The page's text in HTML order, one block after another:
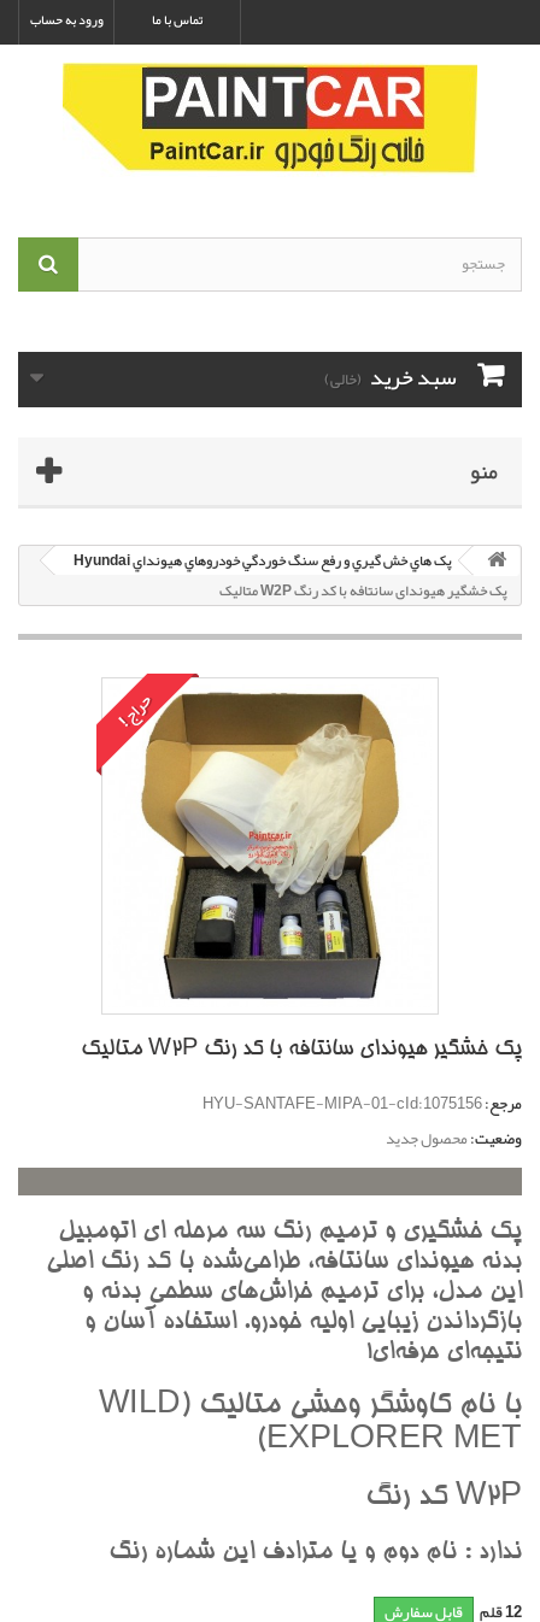
ورود به حساب تماس با ما
سبد خرید (خالی)
منو
پک هاي خش گيري و رفع سنگ خوردگي خودروهاي هيونداي Hyundai
پک خشگير هیوندای سانتافه با کد رنگ W2P متاليک
حراج!
پک خشگير هیوندای سانتافه با کد رنگ W2P متاليک
مرجع:HYU-SANTAFE-MIPA-01-cId:1075156
وضعیت:محصول جدید
پک خشگيري و ترميم رنگ سه مرحله اي اتومبيل
بدنه هيونداي سانتافه، طراحي‌شده با کد رنگ اصلي
اين مدل، براي ترميم خراش‌هاي سطحي بدنه و
بازگرداندن زيبايي اوليه خودرو. استفاده آسان و
نتيجه‌اي حرفه‌اي!
با نام کاوشگر وحشي متاليک (WILD
EXPLORER MET)
W2P کد رنگ
ندارد : نام دوم و يا مترادف اين شماره رنگ
12قلم قابل سفارش